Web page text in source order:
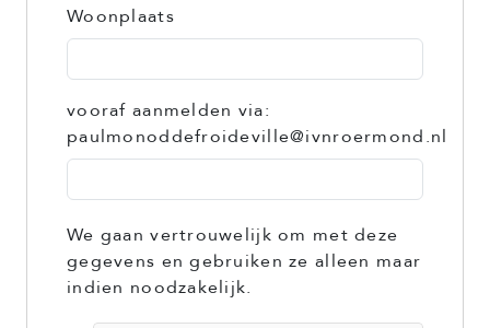
Woonplaats
vooraf aanmelden via:
paulmonoddefroideville@ivnroermond.nl
We gaan vertrouwelijk om met deze
gegevens en gebruiken ze alleen maar
indien noodzakelijk.